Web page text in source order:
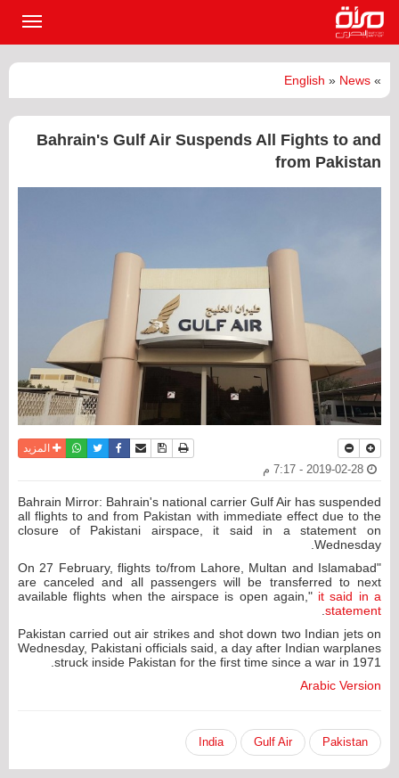
»
English » News
Bahrain's Gulf Air Suspends All Fights to and
from Pakistan
نسخة للطباعة
حفظ الموضوع
أرسل الى صديق
فيسبوكتويترواتسابالمزيد
Bahrain Mirror: Bahrain's national carrier Gulf Air has suspended
all flights to and from Pakistan with immediate effect due to the
closure of Pakistani airspace, it said in a statement on
Wednesday.
"On 27 February, flights to/from Lahore, Multan and Islamabad
are canceled and all passengers will be transferred to next
available flights when the airspace is open again," it said in a
statement
Pakistan carried out air strikes and shot down two Indian jets on
Wednesday, Pakistani officials said, a day after Indian warplanes
struck inside Pakistan for the first time since a war in 1971.
Arabic Version
Pakistan
Gulf Air
India